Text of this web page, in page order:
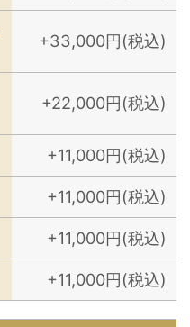
+33,000円(税込)
+22,000円(税込)
+11,000円(税込)
+11,000円(税込)
+11,000円(税込)
+11,000円(税込)